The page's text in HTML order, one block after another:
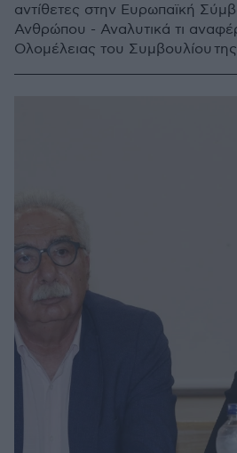
αντίθετες στην Ευρωπαϊκή
Ανθρώπου - Αναλυτικά τι
Ολομέλειας του Συμβουλίου της